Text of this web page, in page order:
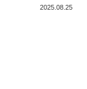
2025.08.25